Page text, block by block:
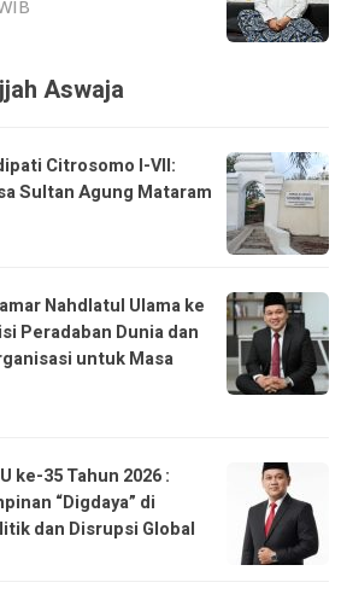
Aswaja
Citrosomo I-VII:
Sultan Agung Mataram
Nahdlatul Ulama ke
Peradaban Dunia dan
untuk Masa
ke-35 Tahun 2026 :
“Digdaya” di
dan Disrupsi Global